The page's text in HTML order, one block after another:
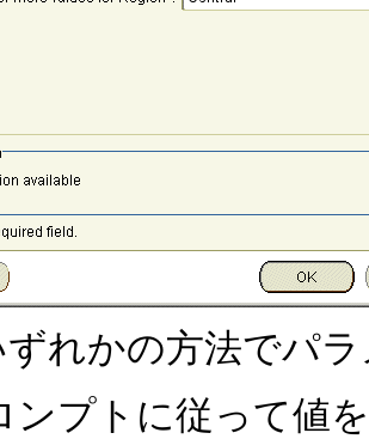
れかの方法でパ
ンプトに従って値